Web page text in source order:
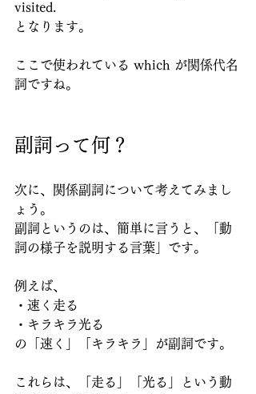
visited.
となります。
ここで使われている which が関係代名
詞ですね。
副詞って何？
次に、関係副詞について考えてみまし
ょう。
副詞というのは、簡単に言うと、「動
詞の様子を説明する言葉」です。
例えば、
・速く走る
・キラキラ光る
の「速く」「キラキラ」が副詞です。
これらは、「走る」「光る」という動